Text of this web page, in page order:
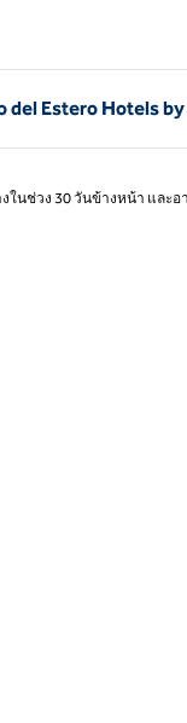
del Estero Hotels
ในช่วง 30 วันข้างหน้า และ